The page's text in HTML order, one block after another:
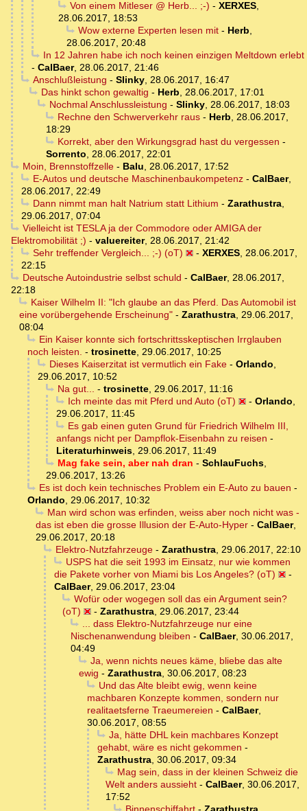
Von einem Mitleser @ Herb... ;-) - XERXES,
28.06.2017, 18:53
Wow externe Experten lesen mit- Herb,
28.06.2017, 20:48
In 12 Jahren habe ich noch keinen einzigen Meltdown erlebt
- CalBaer, 28.06.2017, 21:46
Anschlußleistung - Slinky, 28.06.2017, 16:47
Das hinkt schon gewaltig - Herb, 28.06.2017, 17:01
Nochmal Anschlussleistung - Slinky, 28.06.2017, 18:03
Rechne den Schwerverkehr raus- Herb, 28.06.2017,
18:29
Korrekt, aber den Wirkungsgrad hast du vergessen -
Sorrento, 28.06.2017, 22:01
Moin, Brennstoffzelle- Balu, 28.06.2017, 17:52
E-Autos und deutsche Maschinenbaukompetenz- CalBaer,
28.06.2017, 22:49
Dann nimmt man halt Natrium statt Lithium - Zarathustra,
29.06.2017, 07:04
Vielleicht ist TESLA ja der Commodore oder AMIGA der
Elektromobilität ;) - valuereiter, 28.06.2017, 21:42
Sehr treffender Vergleich... ;-) (oT)
- XERXES, 28.06.2017,
22:15
Deutsche Autoindustrie selbst schuld - CalBaer, 28.06.2017,
22:18
Kaiser Wilhelm II: "Ich glaube an das Pferd. Das Automobil ist
eine vorübergehende Erscheinung" - Zarathustra, 29.06.2017,
08:04
Ein Kaiser konnte sich fortschrittsskeptischen Irrglauben
noch leisten. - trosinette, 29.06.2017, 10:25
Dieses Kaiserzitat ist vermutlich ein Fake- Orlando,
29.06.2017, 10:52
Na gut... - trosinette, 29.06.2017, 11:16
Ich meinte das mit Pferd und Auto (oT)
- Orlando,
29.06.2017, 11:45
Es gab einen guten Grund für Friedrich Wilhelm III,
anfangs nicht per Dampflok-Eisenbahn zu reisen -
Literaturhinweis, 29.06.2017, 11:49
Mag fake sein, aber nah dran - SchlauFuchs,
29.06.2017, 13:26
Es ist doch kein technisches Problem ein E-Auto zu bauen -
Orlando, 29.06.2017, 10:32
Man wird schon was erfinden, weiss aber noch nicht was -
das ist eben die grosse Illusion der E-Auto-Hyper - CalBaer,
29.06.2017, 20:18
Elektro-Nutzfahrzeuge- Zarathustra, 29.06.2017, 22:10
USPS hat die seit 1993 im Einsatz, nur wie kommen
die Pakete vorher von Miami bis Los Angeles? (oT)
-
CalBaer, 29.06.2017, 23:04
Wofür oder wogegen soll das ein Argument sein?
(oT)
- Zarathustra, 29.06.2017, 23:44
... dass Elektro-Nutzfahrzeuge nur eine
Nischenanwendung bleiben - CalBaer, 30.06.2017,
04:49
Ja, wenn nichts neues käme, bliebe das alte
ewig - Zarathustra, 30.06.2017, 08:23
Und das Alte bleibt ewig, wenn keine
machbaren Konzepte kommen, sondern nur
realitaetsferne Traeumereien - CalBaer,
30.06.2017, 08:55
Ja, hätte DHL kein machbares Konzept
gehabt, wäre es nicht gekommen -
Zarathustra, 30.06.2017, 09:34
Mag sein, dass in der kleinen Schweiz die
Welt anders aussieht - CalBaer, 30.06.2017,
17:52